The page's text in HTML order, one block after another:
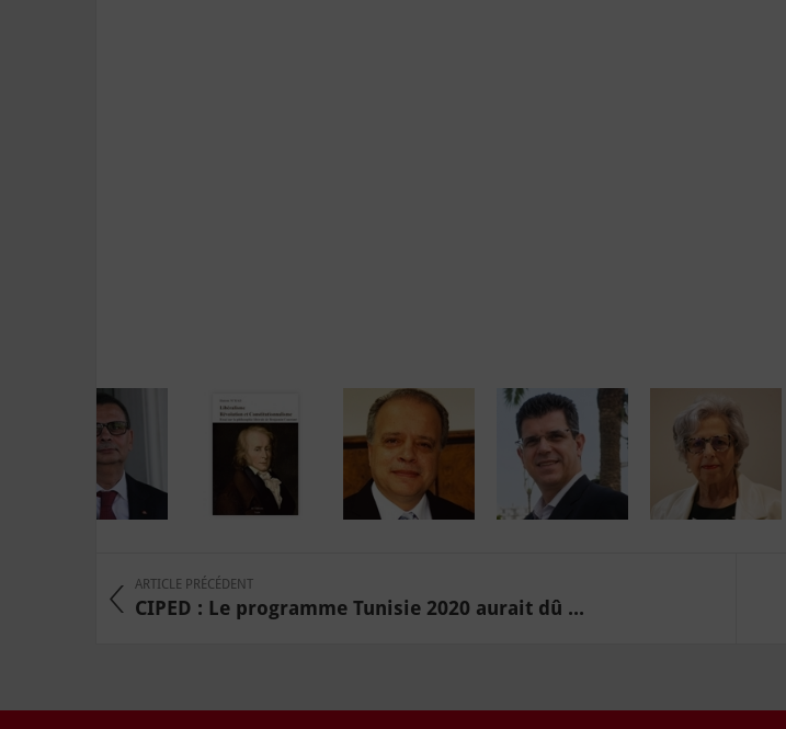
ARTICLE PRÉCÉDENT
CIPED : Le programme Tunisie 2020 aurait dû ...